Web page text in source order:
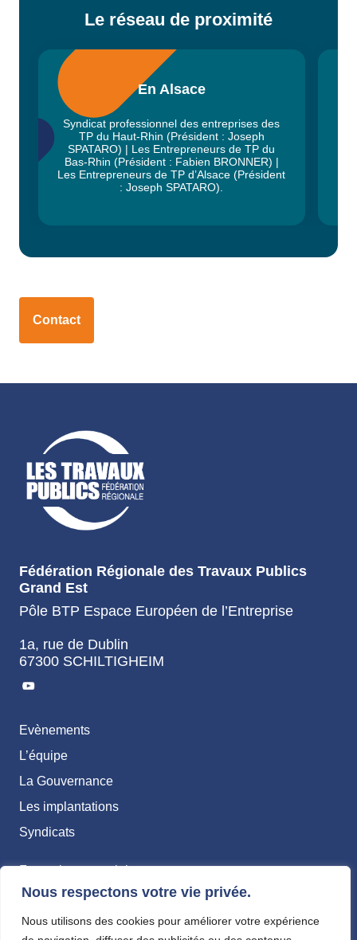
Nous respectons votre vie privée.
Nous utilisons des cookies pour améliorer votre expérience
Le réseau de proximité
En Alsace
Syndicat professionnel des entreprises des
TP du Haut-Rhin (Président : Joseph
SPATARO) | Les Entrepreneurs de TP du
Bas-Rhin (Président : Fabien BRONNER) |
Les Entrepreneurs de TP d’Alsace (Président
: Joseph SPATARO).
Contact
Fédération Régionale des Travaux Publics
Grand Est
Pôle BTP Espace Européen de l’Entreprise
1a, rue de Dublin
67300 SCHILTIGHEIM
Evènements
L’équipe
La Gouvernance
Les implantations
Syndicats
Formation – emploi
Transition écologique & RSE
Santé & Sécurité